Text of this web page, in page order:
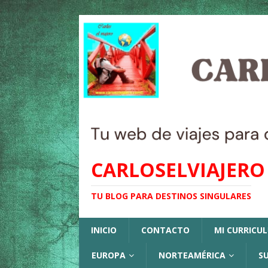
CARLOSELVIAJERO
TU BLOG PARA DESTINOS SINGULARES
INICIO CONTACTO MI
EUROPA NORTEAMÉRICA